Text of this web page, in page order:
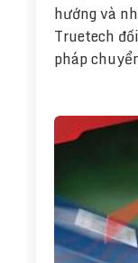
hướng và
Truetech
pháp